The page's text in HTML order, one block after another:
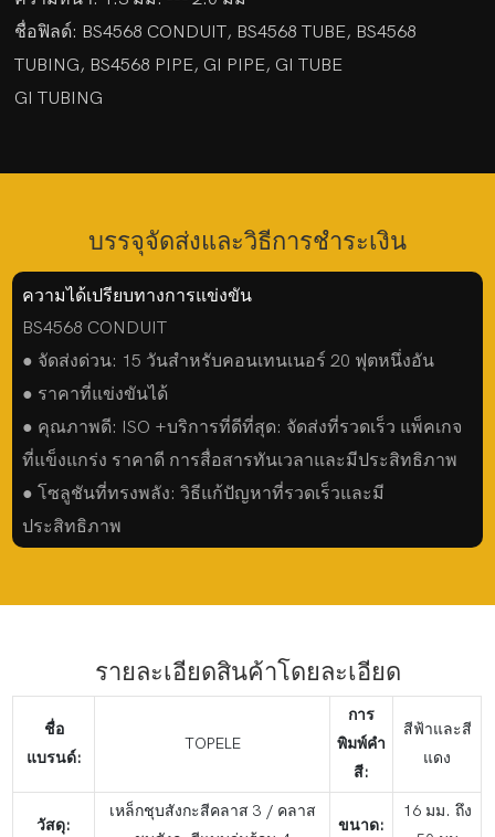
ชื่อฟิลด์: BS4568 CONDUIT, BS4568 TUBE, BS4568
TUBING, BS4568 PIPE, GI PIPE, GI TUBE
GI TUBING
บรรจุจัดส่งและวิธีการชำระเงิน
ความได้เปรียบทางการแข่งขัน
BS4568 CONDUIT
● จัดส่งด่วน: 15 วันสำหรับคอนเทนเนอร์ 20 ฟุตหนึ่งอัน
● ราคาที่แข่งขันได้
● คุณภาพดี: ISO +บริการที่ดีที่สุด: จัดส่งที่รวดเร็ว แพ็คเกจ
ที่แข็งแกร่ง ราคาดี การสื่อสารทันเวลาและมีประสิทธิภาพ
● โซลูชันที่ทรงพลัง: วิธีแก้ปัญหาที่รวดเร็วและมี
ประสิทธิภาพ
รายละเอียดสินค้าโดยละเอียด
ชื่อ
แบรนด์:
TOPELE
การ
พิมพ์คำ
สี:
สีฟ้าและสี
แดง
วัสดุ:
เหล็กชุบสังกะสีคลาส 3 / คลาส
ขนาด:
16 มม. ถึง